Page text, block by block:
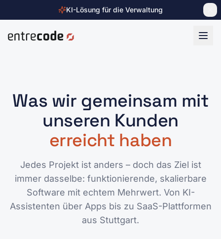
KI-Lösung für die Verwaltung
Was wir gemeinsam mit
unseren Kunden
erreicht haben
Jedes Projekt ist anders – doch das Ziel ist
immer dasselbe: funktionierende, skalierbare
Software mit echtem Mehrwert. Von KI-
Assistenten über Apps bis zu SaaS-Plattformen
aus Stuttgart.